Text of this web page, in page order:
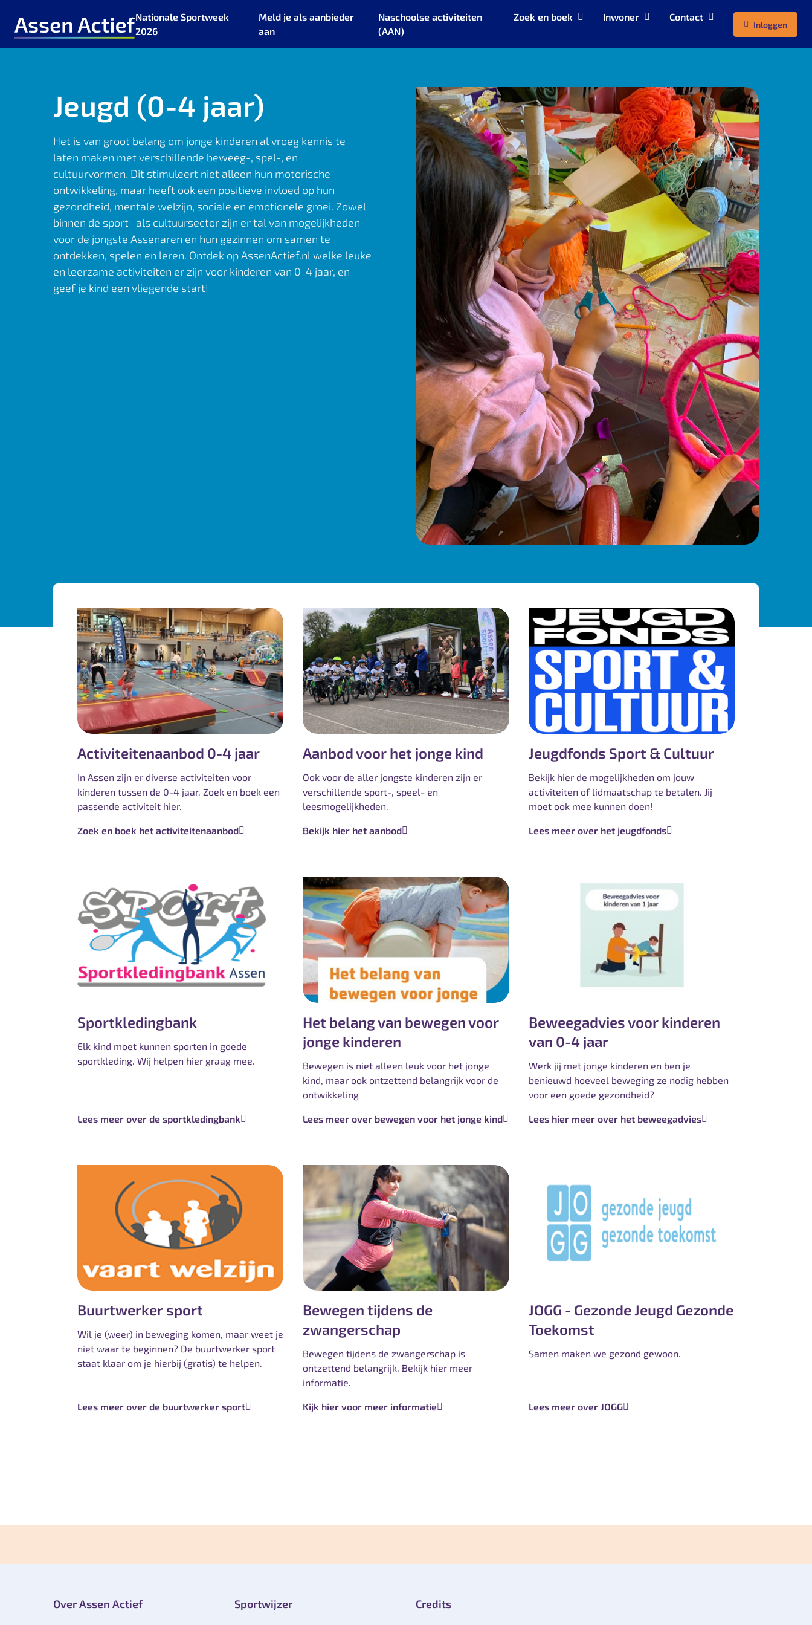
Ga naar de homepage van Assen Actief
Nationale Sportweek
2026
Meld je als aanbieder
aan
Naschoolse activiteiten
(AAN)
Zoek en boek Inwoner Contact
Inloggen
Jeugd (0-4 jaar)
Het is van groot belang om jonge kinderen al vroeg kennis te
laten maken met verschillende beweeg-, spel-, en
cultuurvormen. Dit stimuleert niet alleen hun motorische
ontwikkeling, maar heeft ook een positieve invloed op hun
gezondheid, mentale welzijn, sociale en emotionele groei. Zowel
binnen de sport- als cultuursector zijn er tal van mogelijkheden
voor de jongste Assenaren en hun gezinnen om samen te
ontdekken, spelen en leren. Ontdek op AssenActief.nl welke leuke
en leerzame activiteiten er zijn voor kinderen van 0-4 jaar, en
geef je kind een vliegende start!
Activiteitenaanbod 0-4 jaar
In Assen zijn er diverse activiteiten voor
kinderen tussen de 0-4 jaar. Zoek en boek een
passende activiteit hier.
Zoek en boek het activiteitenaanbod
Aanbod voor het jonge kind
Ook voor de aller jongste kinderen zijn er
verschillende sport-, speel- en
leesmogelijkheden.
Bekijk hier het aanbod
Jeugdfonds Sport & Cultuur
Bekijk hier de mogelijkheden om jouw
activiteiten of lidmaatschap te betalen. Jij
moet ook mee kunnen doen!
Lees meer over het jeugdfonds
Sportkledingbank
Elk kind moet kunnen sporten in goede
sportkleding. Wij helpen hier graag mee.
Lees meer over de sportkledingbank
Het belang van bewegen voor
jonge kinderen
Bewegen is niet alleen leuk voor het jonge
kind, maar ook ontzettend belangrijk voor de
ontwikkeling
Lees meer over bewegen voor het jonge kind
Beweegadvies voor kinderen
van 0-4 jaar
Werk jij met jonge kinderen en ben je
benieuwd hoeveel beweging ze nodig hebben
voor een goede gezondheid?
Lees hier meer over het beweegadvies
Buurtwerker sport
Wil je (weer) in beweging komen, maar weet je
niet waar te beginnen? De buurtwerker sport
staat klaar om je hierbij (gratis) te helpen.
Lees meer over de buurtwerker sport
Bewegen tijdens de
zwangerschap
Bewegen tijdens de zwangerschap is
ontzettend belangrijk. Bekijk hier meer
informatie.
Kijk hier voor meer informatie
JOGG - Gezonde Jeugd Gezonde
Toekomst
Samen maken we gezond gewoon.
Lees meer over JOGG
Over Assen Actief Sportwijzer Credits